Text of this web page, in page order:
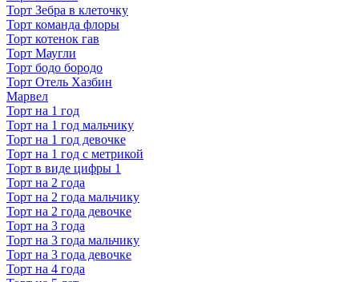
Торт Зебра в клеточку
Торт команда флоры
Торт котенок гав
Торт Маугли
Торт бодо бородо
Торт Отель Хазбин
Марвел
Торт на 1 год
Торт на 1 год мальчику
Торт на 1 год девочке
Торт на 1 год с метрикой
Торт в виде цифры 1
Торт на 2 года
Торт на 2 года мальчику
Торт на 2 года девочке
Торт на 3 года
Торт на 3 года мальчику
Торт на 3 года девочке
Торт на 4 года